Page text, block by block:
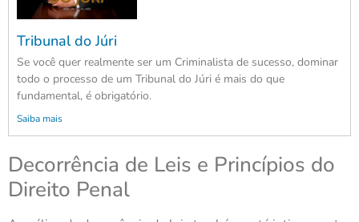
Tribunal do Júri
Se você quer realmente ser um Criminalista de sucesso, dominar
todo o processo de um Tribunal do Júri é mais do que
fundamental, é obrigatório.
Saiba mais
Decorrência de Leis e Princípios do
Direito Penal